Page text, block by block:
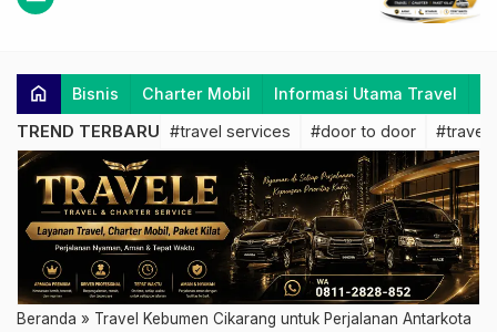
home Bisnis Charter Mobil Informasi Utama Travel
TREND TERBARU #travel services #door to door #travel
Beranda » Travel Kebumen Cikarang untuk Perjalanan Antarkota